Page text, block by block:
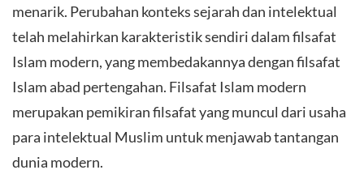
menarik. Perubahan konteks sejarah dan intelektual
telah melahirkan karakteristik sendiri dalam filsafat
Islam modern, yang membedakannya dengan filsafat
Islam abad pertengahan. Filsafat Islam modern
merupakan pemikiran filsafat yang muncul dari usaha
para intelektual Muslim untuk menjawab tantangan
dunia modern.